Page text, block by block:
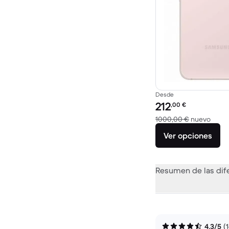
Desde
Precio reacondicionado:
212,00 €
1000,00 € nuevoEl
Ver opciones
Resumen de las
4,3/5